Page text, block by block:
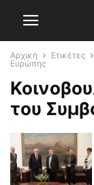
Αρχική Ετικέτες
Ευρώπης
του